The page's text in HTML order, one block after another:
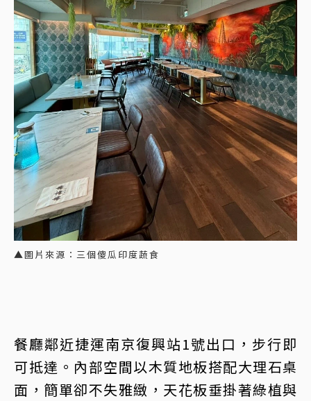
▲圖片來源：三個傻瓜印度蔬食
餐廳鄰近捷運南京復興站1號出口，步行即
可抵達。內部空間以木質地板搭配大理石桌
面，簡單卻不失雅緻，天花板垂掛著綠植與